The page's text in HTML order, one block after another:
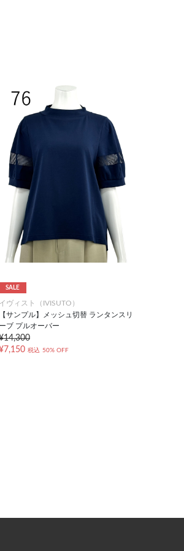
SALE
イヴィスト（IVISUTO）
【サンプル】メッシュ切替 ランタンスリ
ーブ プルオーバー
¥7,150 税込 50% OFF